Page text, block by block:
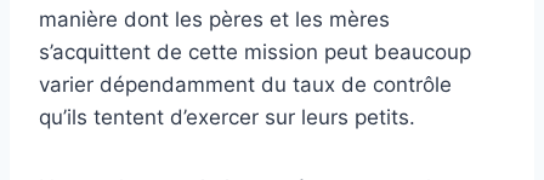
manière dont les pères et les mères
s’acquittent de cette mission peut beaucoup
varier dépendamment du taux de contrôle
qu’ils tentent d’exercer sur leurs petits.